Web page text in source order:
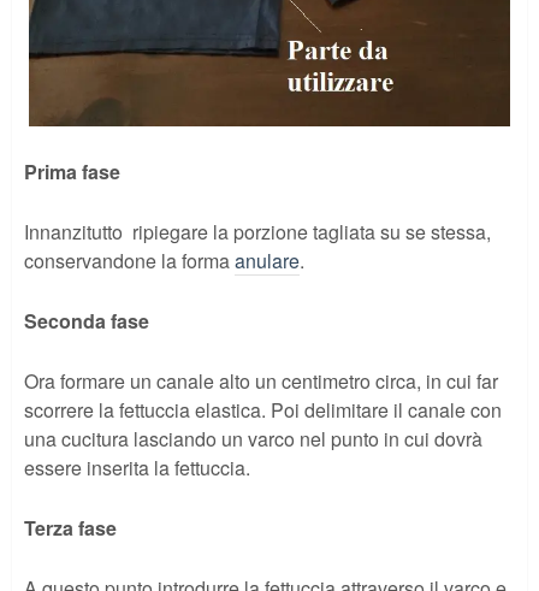
Prima fase
Innanzitutto ripiegare la porzione tagliata su se stessa,
conservandone la formaanulare.
Seconda fase
Ora formare un canale alto un centimetro circa, in cui far
scorrere la fettuccia elastica. Poi delimitare il canale con
una cucitura lasciando un varco nel punto in cui dovrà
essere inserita la fettuccia.
Terza fase